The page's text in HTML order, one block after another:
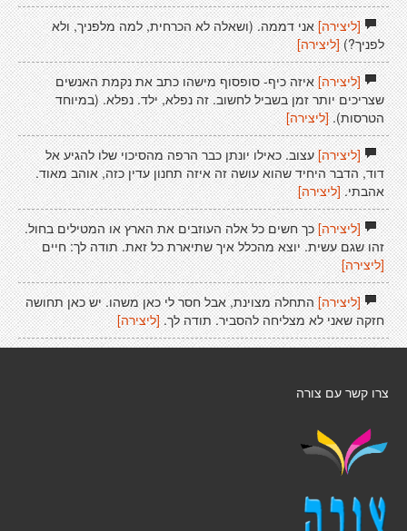
[ליצירה]אני דממה. (ושאלה לא הכרחית, למה מלפניך, ולא
לפניך?) [ליצירה]
[ליצירה]איזה כיף- סופסוף מישהו כתב את נקמת האנשים
שצריכים יותר זמן בשביל לחשוב. זה נפלא, ילד. נפלא. (במיוחד
הטרסות). [ליצירה]
[ליצירה]עצוב. כאילו יונתן כבר הרפה מהסיכוי שלו להגיע אל
דוד, הדבר היחיד שהוא עושה זה איזה תחנון עדין כזה, אוהב מאוד.
אהבתי. [ליצירה]
[ליצירה]כך חשים כל אלה העוזבים את הארץ או המטילים בחול.
זהו שגם עשית. יוצא מהכלל איך שתיארת כל זאת. תודה לך: חיים
[ליצירה]
[ליצירה]התחלה מצוינת, אבל חסר לי כאן משהו. יש כאן תחושה
חזקה שאני לא מצליחה להסביר. תודה לך.[ליצירה]
צרו קשר עם צורה